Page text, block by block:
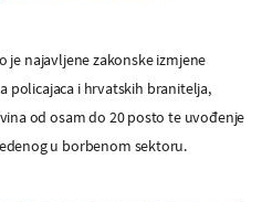
je najavljene zakonske izmjene
policajaca i hrvatskih branitelja,
od osam do 20 posto te uvođenje
u borbenom sektoru.